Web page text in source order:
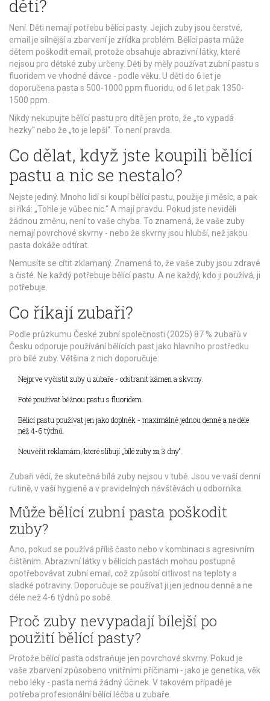
děti?
Není. Děti nemají potřebu bělící pasty. Jejich zuby jsou čerstvé,
email je silnější a zbarvení je zřídka problém. Bělící pasta může
dětem poškodit email, protože obsahuje abrazivní látky, které
nejsou pro dětské zuby určeny. Děti by měly používat zubní pastu s
fluoridem ve vhodné dávce - podle věku. U dětí do 6 let je
doporučena pasta s 500-1000 ppm fluoridu, od 6 let pak 1350-
1500 ppm.
Nikdy nekupujte bělící pastu pro dítě jen proto, že „to vypadá
hezky“ nebo že „to je lepší“. To není pravda.
Co dělat, když jste koupili bělící
pastu a nic se nestalo?
Nejste jediný. Mnoho lidí si koupí bělící pastu, použije ji měsíc, a pak
si říká: „Tohle je vůbec nic.“ A mají pravdu. Pokud jste neviděli
žádnou změnu, není to vaše chyba. To znamená, že vaše zuby
nemají povrchové skvrny - nebo že skvrny jsou hlubší, než jakou
pasta dokáže odtírat.
Nemusíte se cítit zklamaný. Znamená to, že vaše zuby jsou zdravé
a čisté. Ne každý potřebuje bělící pastu. A ne každý, kdo ji používá, ji
potřebuje.
Co říkají zubaři?
Podle průzkumu České zubní společnosti (2025) 87 % zubařů v
Česku odporuje používání bělících past jako hlavního prostředku
pro bílé zuby. Většina z nich doporučuje:
Nejprve vyčistit zuby u zubaře - odstranit kámen a skvrny.
Poté používat běžnou pastu s fluoridem.
Bělící pastu používat jen jako doplněk - maximálně jednou denně a ne déle
než 4-6 týdnů.
Neuvěřit reklamám, které slibují „bílé zuby za 3 dny“.
Zubaři vědí, že skutečná bílá zuby nejsou v tubě. Jsou ve vaší denní
rutině, v vaší hygieně a v pravidelných návštěvách u odborníka.
Může bělící zubní pasta poškodit
zuby?
Ano, pokud se používá příliš často nebo v kombinaci s agresivním
čištěním. Abrazivní látky v bělících pastách mohou postupně
opotřebovávat zubní email, což způsobí citlivost na teploty a
sladké potraviny. Doporučuje se používat ji jen jednou denně a ne
déle než 4-6 týdnů po sobě.
Proč zuby nevypadají bílejší po
použití bělící pasty?
Protože bělící pasta odstraňuje jen povrchové skvrny. Pokud je
vaše zbarvení způsobeno vnitřními příčinami - jako je genetika, věk
nebo léky - pasta nemá žádný účinek. V takovém případě je
potřeba profesionální bělící léčba u zubaře.